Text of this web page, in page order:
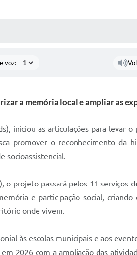
voz:
a memória local e ampliar as
iniciou as articulações para levar
promover o reconhecimento da
socioassistencial.
projeto passará pelos 11 serviços
e participação social,
onde vivem.
às escolas municipais e aos
2026 com a ampliação das